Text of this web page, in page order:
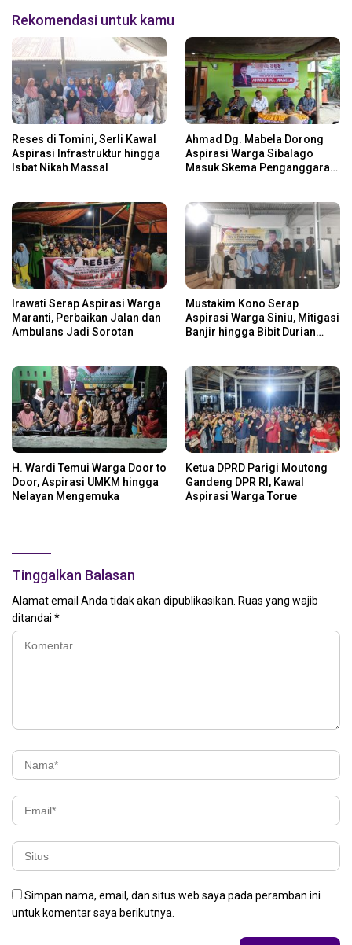
Rekomendasi untuk kamu
Reses di Tomini, Serli Kawal
Aspirasi Infrastruktur hingga
Isbat Nikah Massal
Ahmad Dg. Mabela Dorong
Aspirasi Warga Sibalago
Masuk Skema Penganggaran
Irawati Serap Aspirasi Warga
Maranti, Perbaikan Jalan dan
Ambulans Jadi Sorotan
Mustakim Kono Serap
Aspirasi Warga Siniu, Mitigasi
Banjir hingga Bibit Durian
H. Wardi Temui Warga Door to
Door, Aspirasi UMKM hingga
Nelayan Mengemuka
Ketua DPRD Parigi Moutong
Gandeng DPR RI, Kawal
Aspirasi Warga Torue
Tinggalkan Balasan
Alamat email Anda tidak akan dipublikasikan. Ruas yang wajib
ditandai *
Simpan nama, email, dan situs web saya pada peramban ini
untuk komentar saya berikutnya.